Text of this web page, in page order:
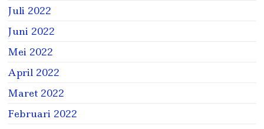
Juli 2022
Juni 2022
Mei 2022
April 2022
Maret 2022
Februari 2022